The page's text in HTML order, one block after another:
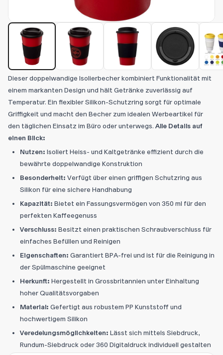
Dieser doppelwandige Isolierbecher kombiniert Funktionalität mit
einem markanten Design und hält Getränke zuverlässig auf
Temperatur. Ein flexibler Silikon-Schutzring sorgt für optimale
Griffigkeit und macht den Becher zum idealen Werbeartikel für
den täglichen Einsatz im Büro oder unterwegs. Alle Details auf
einen Blick:
Nutzen: Isoliert Heiss- und Kaltgetränke effizient durch die
bewährte doppelwandige Konstruktion
Besonderheit: Verfügt über einen griffigen Schutzring aus
Silikon für eine sichere Handhabung
Kapazität: Bietet ein Fassungsvermögen von 350 ml für den
perfekten Kaffeegenuss
Verschluss: Besitzt einen praktischen Schraubverschluss für
einfaches Befüllen und Reinigen
Eigenschaften: Garantiert BPA-frei und ist für die Reinigung in
der Spülmaschine geeignet
Herkunft: Hergestellt in Grossbritannien unter Einhaltung
hoher Qualitätsvorgaben
Material: Gefertigt aus robustem PP Kunststoff und
hochwertigem Silikon
Veredelungsmöglichkeiten: Lässt sich mittels Siebdruck,
Rundum-Siebdruck oder 360 Digitaldruck individuell gestalten